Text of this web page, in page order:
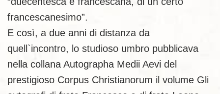
francescanesimo”.
E così, a due anni di distanza da
quell`incontro, lo studioso umbro pubblicava
nella collana Autographa Medii Aevi del
prestigioso Corpus Christianorum il volume Gli